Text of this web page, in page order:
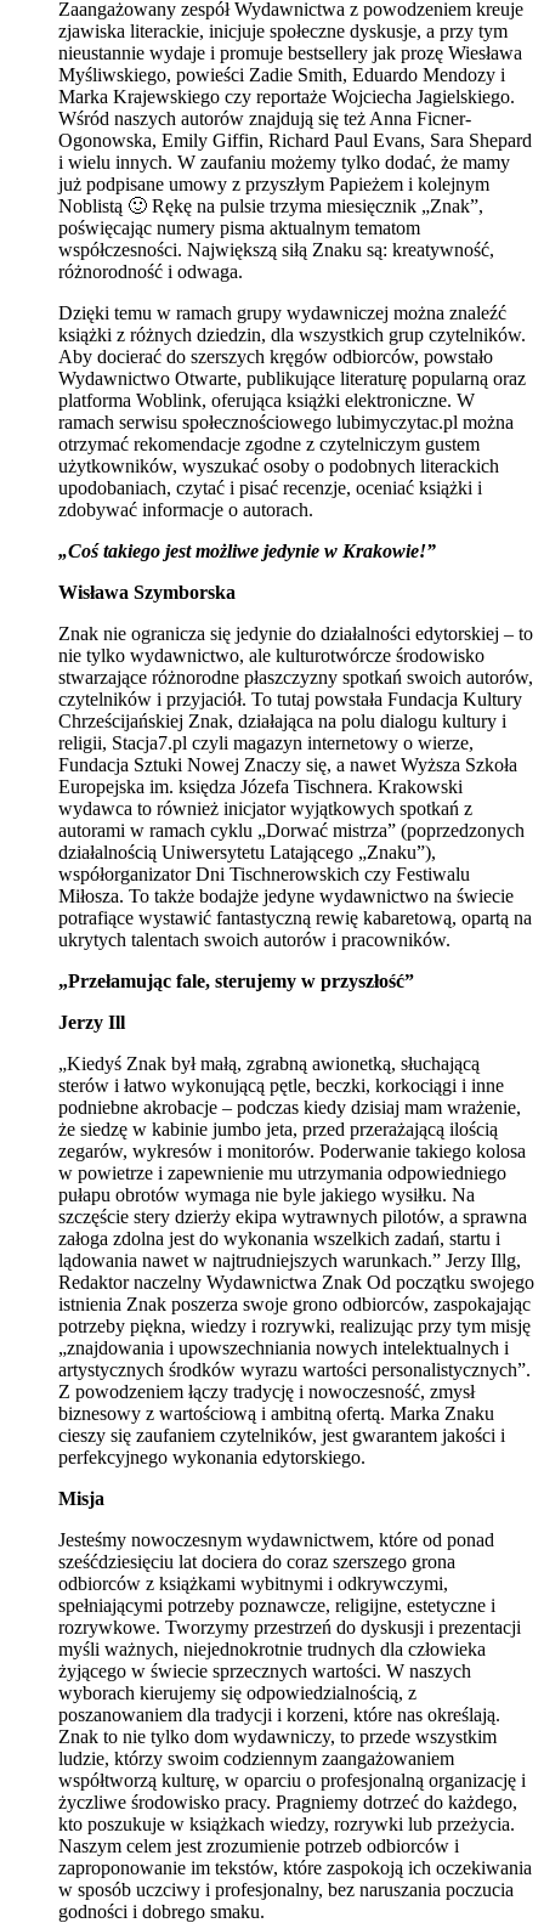
Zaangażowany zespół Wydawnictwa z powodzeniem kreuje
zjawiska literackie, inicjuje społeczne dyskusje, a przy tym
nieustannie wydaje i promuje bestsellery jak prozę Wiesława
Myśliwskiego, powieści Zadie Smith, Eduardo Mendozy i
Marka Krajewskiego czy reportaże Wojciecha Jagielskiego.
Wśród naszych autorów znajdują się też Anna Ficner-
Ogonowska, Emily Giffin, Richard Paul Evans, Sara Shepard
i wielu innych. W zaufaniu możemy tylko dodać, że mamy
już podpisane umowy z przyszłym Papieżem i kolejnym
Noblistą 🙂 Rękę na pulsie trzyma miesięcznik „Znak”,
poświęcając numery pisma aktualnym tematom
współczesności. Największą siłą Znaku są: kreatywność,
różnorodność i odwaga.
Dzięki temu w ramach grupy wydawniczej można znaleźć
książki z różnych dziedzin, dla wszystkich grup czytelników.
Aby docierać do szerszych kręgów odbiorców, powstało
Wydawnictwo Otwarte, publikujące literaturę popularną oraz
platforma Woblink, oferująca książki elektroniczne. W
ramach serwisu społecznościowego lubimyczytac.pl można
otrzymać rekomendacje zgodne z czytelniczym gustem
użytkowników, wyszukać osoby o podobnych literackich
upodobaniach, czytać i pisać recenzje, oceniać książki i
zdobywać informacje o autorach.
„Coś takiego jest możliwe jedynie w Krakowie!”
Wisława Szymborska
Znak nie ogranicza się jedynie do działalności edytorskiej – to
nie tylko wydawnictwo, ale kulturotwórcze środowisko
stwarzające różnorodne płaszczyzny spotkań swoich autorów,
czytelników i przyjaciół. To tutaj powstała Fundacja Kultury
Chrześcijańskiej Znak, działająca na polu dialogu kultury i
religii, Stacja7.pl czyli magazyn internetowy o wierze,
Fundacja Sztuki Nowej Znaczy się, a nawet Wyższa Szkoła
Europejska im. księdza Józefa Tischnera. Krakowski
wydawca to również inicjator wyjątkowych spotkań z
autorami w ramach cyklu „Dorwać mistrza” (poprzedzonych
działalnością Uniwersytetu Latającego „Znaku”),
współorganizator Dni Tischnerowskich czy Festiwalu
Miłosza. To także bodajże jedyne wydawnictwo na świecie
potrafiące wystawić fantastyczną rewię kabaretową, opartą na
ukrytych talentach swoich autorów i pracowników.
„Przełamując fale, sterujemy w przyszłość”
Jerzy Ill
„Kiedyś Znak był małą, zgrabną awionetką, słuchającą
sterów i łatwo wykonującą pętle, beczki, korkociągi i inne
podniebne akrobacje – podczas kiedy dzisiaj mam wrażenie,
że siedzę w kabinie jumbo jeta, przed przerażającą ilością
zegarów, wykresów i monitorów. Poderwanie takiego kolosa
w powietrze i zapewnienie mu utrzymania odpowiedniego
pułapu obrotów wymaga nie byle jakiego wysiłku. Na
szczęście stery dzierży ekipa wytrawnych pilotów, a sprawna
załoga zdolna jest do wykonania wszelkich zadań, startu i
lądowania nawet w najtrudniejszych warunkach.” Jerzy Illg,
Redaktor naczelny Wydawnictwa Znak Od początku swojego
istnienia Znak poszerza swoje grono odbiorców, zaspokajając
potrzeby piękna, wiedzy i rozrywki, realizując przy tym misję
„znajdowania i upowszechniania nowych intelektualnych i
artystycznych środków wyrazu wartości personalistycznych”.
Z powodzeniem łączy tradycję i nowoczesność, zmysł
biznesowy z wartościową i ambitną ofertą. Marka Znaku
cieszy się zaufaniem czytelników, jest gwarantem jakości i
perfekcyjnego wykonania edytorskiego.
Misja
Jesteśmy nowoczesnym wydawnictwem, które od ponad
sześćdziesięciu lat dociera do coraz szerszego grona
odbiorców z książkami wybitnymi i odkrywczymi,
spełniającymi potrzeby poznawcze, religijne, estetyczne i
rozrywkowe. Tworzymy przestrzeń do dyskusji i prezentacji
myśli ważnych, niejednokrotnie trudnych dla człowieka
żyjącego w świecie sprzecznych wartości. W naszych
wyborach kierujemy się odpowiedzialnością, z
poszanowaniem dla tradycji i korzeni, które nas określają.
Znak to nie tylko dom wydawniczy, to przede wszystkim
ludzie, którzy swoim codziennym zaangażowaniem
współtworzą kulturę, w oparciu o profesjonalną organizację i
życzliwe środowisko pracy. Pragniemy dotrzeć do każdego,
kto poszukuje w książkach wiedzy, rozrywki lub przeżycia.
Naszym celem jest zrozumienie potrzeb odbiorców i
zaproponowanie im tekstów, które zaspokoją ich oczekiwania
w sposób uczciwy i profesjonalny, bez naruszania poczucia
godności i dobrego smaku.